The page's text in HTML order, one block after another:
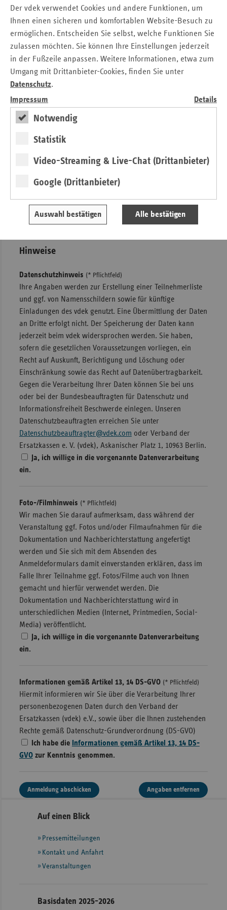
Der vdek verwendet Cookies und andere Funktionen, um
Ihnen einen sicheren und komfortablen Website-Besuch zu
ermöglichen. Entscheiden Sie selbst, welche Funktionen Sie
zulassen möchten. Sie können Ihre Einstellungen jederzeit
in der Fußzeile anpassen. Weitere Informationen, etwa zum
Umgang mit Drittanbieter-Cookies, finden Sie unter
Datenschutz.
Impressum
Details
Notwendig
Statistik
Video-Streaming & Live-Chat (Drittanbieter)
Google (Drittanbieter)
Auswahl bestätigen Alle bestätigen
Teilnahme
Ja, ich nehme teil.
Ja, ich nehme als Pressevertreterin oder
Ja, ich nehme als Vertretung teil.
Vertretung von:
Ja, ich nehme als Begleitung teil.
Begleitung von:
Nein, ich nehme nicht teil.
Hinweise
Datenschutzhinweis (* Pflichtfeld)
Ihre Angaben werden zur Erstellung einer Teilnehmerliste
und ggf. von Namensschildern sowie für künftige
Einladungen des vdek genutzt. Eine Übermittlung der Daten
an Dritte erfolgt nicht. Der Speicherung der Daten kann
jederzeit beim vdek widersprochen werden. Sie haben,
sofern die gesetzlichen Voraussetzungen vorliegen, ein
Recht auf Auskunft, Berichtigung und Löschung oder
Einschränkung sowie das Recht auf Datenübertragbarkeit.
Gegen die Verarbeitung Ihrer Daten können Sie bei uns
oder bei der Bundesbeauftragten für Datenschutz und
Informationsfreiheit Beschwerde einlegen. Unseren
Datenschutzbeauftragten erreichen Sie unter
Datenschutzbeauftragter@vdek.com oder Verband der
Ersatzkassen e. V. (vdek), Askanischer Platz 1, 10963 Berlin.
Ja, ich willige in die vorgenannte Datenverarbeitung
ein.
Foto-/Filmhinweis (* Pflichtfeld)
Wir machen Sie darauf aufmerksam, dass während der
Veranstaltung ggf. Fotos und/oder Filmaufnahmen für die
Dokumentation und Nachberichterstattung angefertigt
werden und Sie sich mit dem Absenden des
Anmeldeformulars damit einverstanden erklären, dass im
Falle Ihrer Teilnahme ggf. Fotos/Filme auch von Ihnen
gemacht und hierfür verwendet werden. Die
Dokumentation und Nachberichterstattung wird in
unterschiedlichen Medien (Internet, Printmedien, Social-
Media) veröffentlicht.
Ja, ich willige in die vorgenannte Datenverarbeitung
ein.
Informationen gemäß Artikel 13, 14 DS-GVO (* Pflichtfeld)
Hiermit informieren wir Sie über die Verarbeitung Ihrer
personenbezogenen Daten durch den Verband der
Ersatzkassen (vdek) e.V., sowie über die Ihnen zustehenden
Rechte gemäß Datenschutz-Grundverordnung (DS-GVO)
Ich habe die Informationen gemäß Artikel 13, 14 DS-
GVOzur Kenntnis genommen.
Anmeldung abschicken Angaben entfernen
Seitennavigation
Seitenleiste
weiteren
Informationen
Auf einen Blick
Pressemitteilungen
Kontakt und Anfahrt
Veranstaltungen
Basisdaten 2025-2026